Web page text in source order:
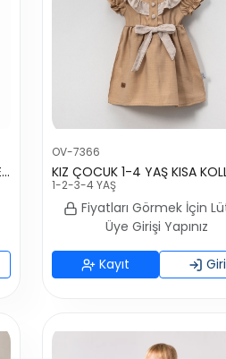
KIZ BEBEK 9-12 AY ÇİÇEK DESENLİ ELBİSE
OV-7366
1-2-3-4 YAŞ
Fiyatları Görmek İçin
Üye Girişi Yapınız
Kayıt